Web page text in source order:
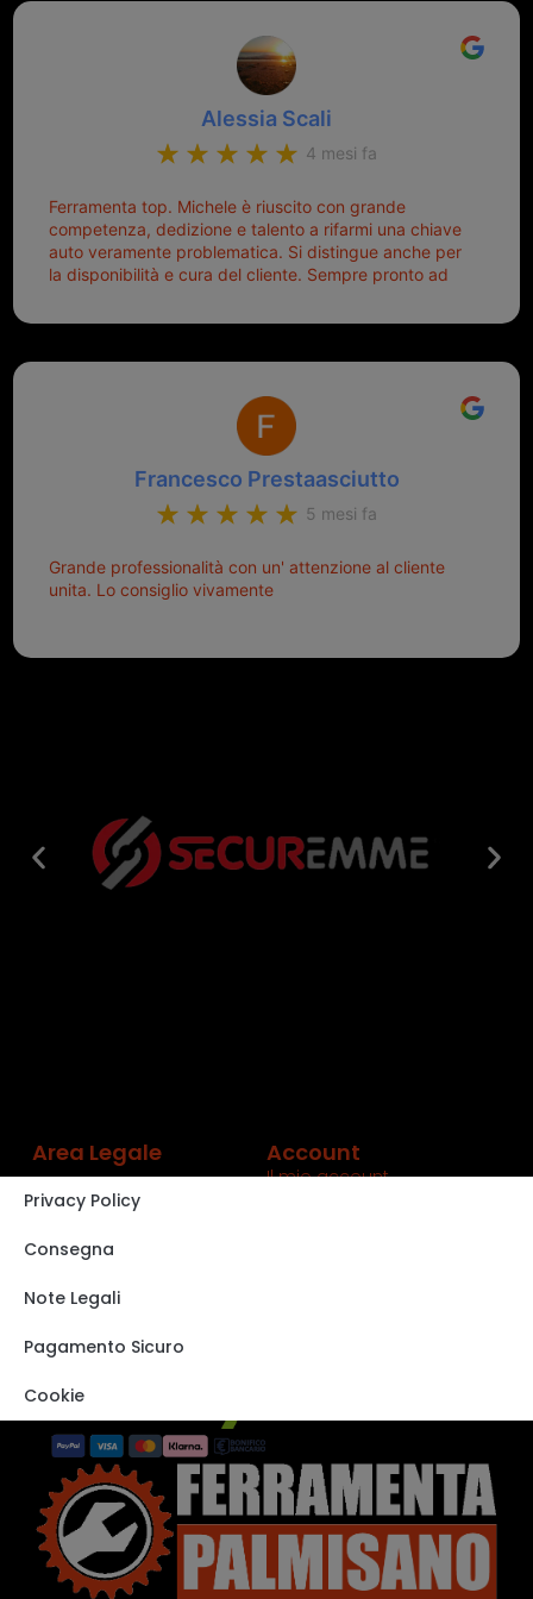
lo consiglio a chiunque debba duplicare una chiave
un punto di riferimento per situazioni di questo tipo
Alessia Scali
4 mesi fa
Ferramenta top. Michele è riuscito con grande
competenza, dedizione e talento a rifarmi una chiave
auto veramente problematica. Si distingue anche per
la disponibilità e cura del cliente. Sempre pronto ad
Francesco Prestaasciutto
5 mesi fa
Grande professionalità con un' attenzione al cliente
unita. Lo consiglio vivamente
Area Legale
Privacy Policy
Consegna
Note Legali
Pagamento Sicuro
Cookie
Account
Il mio account
VISITA IL NOSTRO